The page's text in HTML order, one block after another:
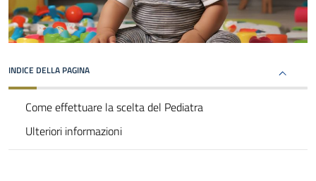
INDICE DELLA PAGINA
Come effettuare la scelta del Pediatra
Ulteriori informazioni